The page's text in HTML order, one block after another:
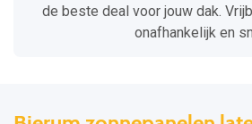
de beste deal voor jouw dak.
onafhankelijk en